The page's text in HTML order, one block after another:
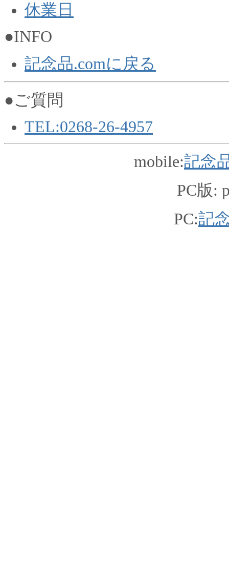
休業日
●INFO
記念品.comに戻る
●ご質問
TEL:0268-26-4957
mobile:記念
PC版:
PC:記